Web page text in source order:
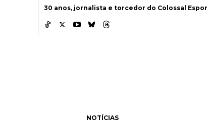
30 anos, jornalista e torcedor do Colossal
NOTÍCIAS